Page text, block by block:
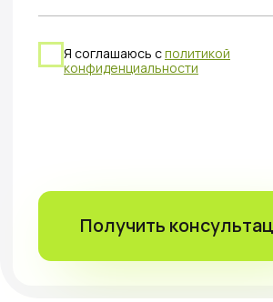
Предварительная консультация
Согласования всех условий
3